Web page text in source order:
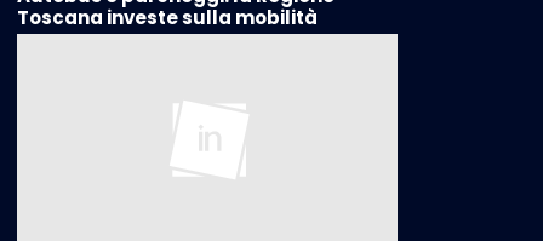
Toscana investe sulla mobilità